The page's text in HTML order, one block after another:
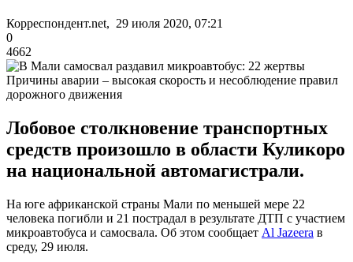
Корреспондент.net, 29 июля 2020, 07:21
0
4662
Причины аварии – высокая скорость и несоблюдение правил
дорожного движения
Лобовое столкновение транспортных
средств произошло в области Куликоро
на национальной автомагистрали.
На юге африканской страны Мали по меньшей мере 22
человека погибли и 21 пострадал в результате ДТП с участием
микроавтобуса и самосвала. Об этом сообщает Al Jazeera в
среду, 29 июля.